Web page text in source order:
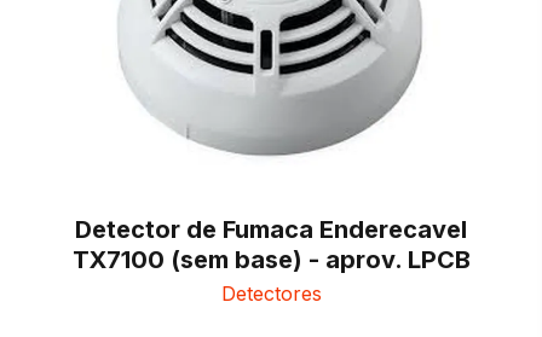
Detector de Fumaca Enderecavel
TX7100 (sem base) - aprov. LPCB
Detectores